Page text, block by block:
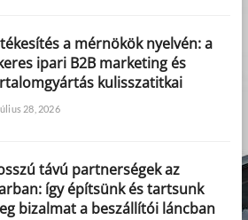
a mérnökök nyelvén: a
ipari B2B marketing és
kulisszatitkai
28, 2026
távú partnerségek az
így építsünk és tartsunk
bizalmat a beszállítói láncban